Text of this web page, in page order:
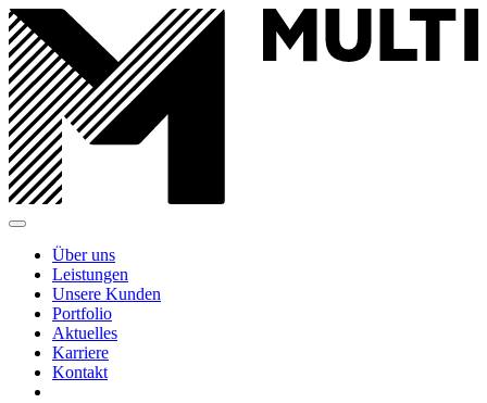
Über uns
Leistungen
Unsere Kunden
Portfolio
Aktuelles
Karriere
Kontakt